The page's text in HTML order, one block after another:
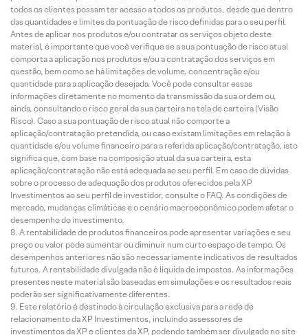
todos os clientes possam ter acesso a todos os produtos, desde que dentro
das quantidades e limites da pontuação de risco definidas para o seu perfil.
Antes de aplicar nos produtos e/ou contratar os serviços objeto deste
material, é importante que você verifique se a sua pontuação de risco atual
comporta a aplicação nos produtos e/ou a contratação dos serviços em
questão, bem como se há limitações de volume, concentração e/ou
quantidade para a aplicação desejada. Você pode consultar essas
informações diretamente no momento da transmissão da sua ordem ou,
ainda, consultando o risco geral da sua carteira na tela de carteira (Visão
Risco). Caso a sua pontuação de risco atual não comporte a
aplicação/contratação pretendida, ou caso existam limitações em relação à
quantidade e/ou volume financeiro para a referida aplicação/contratação, isto
significa que, com base na composição atual da sua carteira, esta
aplicação/contratação não está adequada ao seu perfil. Em caso de dúvidas
sobre o processo de adequação dos produtos oferecidos pela XP
Investimentos ao seu perfil de investidor, consulte o FAQ. As condições de
mercado, mudanças climáticas e o cenário macroeconômico podem afetar o
desempenho do investimento.
A rentabilidade de produtos financeiros pode apresentar variações e seu
preço ou valor pode aumentar ou diminuir num curto espaço de tempo. Os
desempenhos anteriores não são necessariamente indicativos de resultados
futuros. A rentabilidade divulgada não é líquida de impostos. As informações
presentes neste material são baseadas em simulações e os resultados reais
poderão ser significativamente diferentes.
Este relatório é destinado à circulação exclusiva para a rede de
relacionamento da XP Investimentos, incluindo assessores de
investimentos da XP e clientes da XP, podendo também ser divulgado no site